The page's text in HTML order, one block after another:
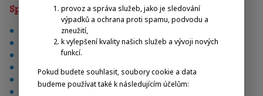
Sporty
stolní tenis
Alpské lyžování
běžecké lyžování
cyklistika
provoz a správa služeb, jako je sledování
výpadků a ochrana proti spamu, podvodu a
zneužití,
k vylepšení kvality našich služeb a vývoji nových
funkcí.
Pokud budete souhlasit, soubory cookie a data
budeme používat také k následujícím účelům: